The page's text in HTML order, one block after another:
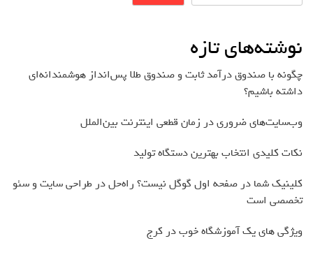
نوشته‌های تازه
چگونه با صندوق درآمد ثابت و صندوق طلا پس‌انداز هوشمندانه‌ای
داشته باشیم؟
وب‌سایت‌های ضروری در زمان قطعی اینترنت بین‌الملل
نکات کلیدی انتخاب بهترین دستگاه تولید
کلینیک شما در صفحه اول گوگل نیست؟ راه‌حل در طراحی سایت و سئو
تخصصی است
ویژگی های یک آموزشگاه خوب در کرج